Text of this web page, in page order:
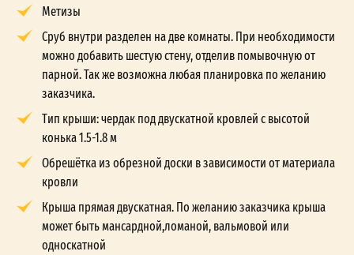
Метизы
Сруб внутри разделен на две комнаты. При необходимости
можно добавить шестую стену, отделив помывочную от
парной. Так же возможна любая планировка по желанию
заказчика.
Тип крыши: чердак под двускатной кровлей с высотой
конька 1.5-1.8 м
Обрешётка из обрезной доски в зависимости от материала
кровли
Крыша прямая двускатная. По желанию заказчика крыша
может быть мансардной,ломаной, вальмовой или
односкатной